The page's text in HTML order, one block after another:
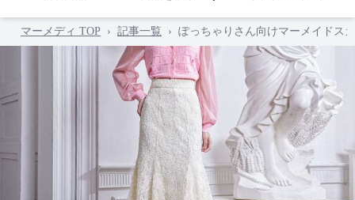
マーメディ TOP › 記事一覧 › ぽっちゃりさん向けマーメイドス